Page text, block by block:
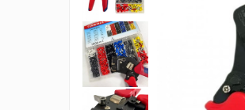
Componente sisteme acces
Butoane de iesire
Carduri / Taguri RFID de